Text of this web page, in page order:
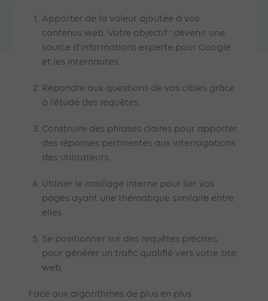
Apporter de la valeur ajoutée à vos
contenus web. Votre objectif : devenir une
source d’informations experte pour Google
et les internautes.
Répondre aux questions de vos cibles grâce
à l’étude des requêtes.
Construire des phrases claires pour apporter
des réponses pertinentes aux interrogations
des utilisateurs.
Utiliser le maillage interne pour lier vos
pages ayant une thématique similaire entre
elles.
Se positionner sur des requêtes précises
pour générer un trafic qualifié vers votre site
web.
Face aux algorithmes de plus en plus